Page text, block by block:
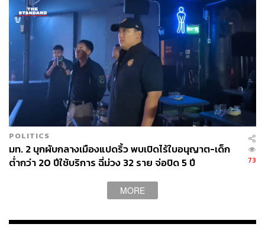
เฉลิมพล เพ็ญสูตร ผู้อำนวยการสำนักงบประมาณ กล่าวถึง
กรณีรัฐบาลรักษาการสามารถเบิกจ่ายงบประมาณได้ตาม
ปกติหรือไม่ว่า ปกติ ซึ่งกระทรวงต่างๆ ก็สามารถเสนอเข้ามา
ได้ ส่วนโครงการดิจิทัลวอลเล็ตอยู่ที่นโยบายของรัฐบาลรักษา
การ และต้องรอความเห็นทางกฎหมายของคณะกรรมการ
กฤษฎีกา เพราะถ้าจะเปลี่ยนแปลงอะไรก็ต้องเป็นไปตาม
กรอบกฎหมาย ซึ่งหากไม่สามารถใช้ทันในปีงบประมาณ คือ
ก่อน 30 กันยายน 2567 ก็เป็นอันตกไป
ส่วนจะสามารถนำเงินไปใช้โครงการอื่นเพื่อกระตุ้นเศรษฐกิจ
โครงการใช้จ่ายเงินเพื่อการกระตุ้นเศรษฐกิจ และต้องเป็นไป
POLITICS
มท. 2 บุกผับกลางเมืองแปดริ้ว พบเปิดไร้ใบอนุญาต-เด็ก
ต่ำกว่า 20 ปีใช้บริการ ฉี่ม่วง 32 ราย จ่อปิด 5 ปี
73
MORE